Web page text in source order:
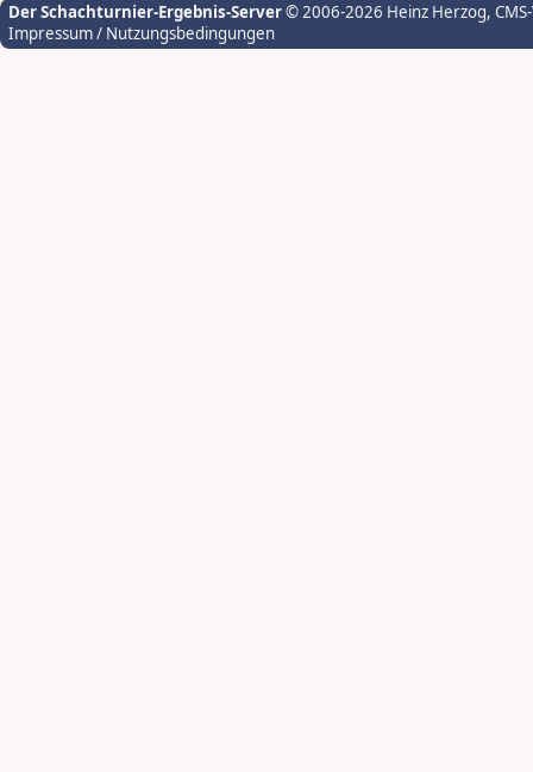
Der Schachturnier-Ergebnis-Server© 2006-2026 Heinz Herzog,
Impressum / Nutzungsbedingungen